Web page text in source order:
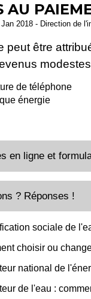
AU
2018 - Direction de
peut être
de téléphone
énergie
en ligne et
? Réponses !
sociale de
choisir ou
national de
de l'eau :